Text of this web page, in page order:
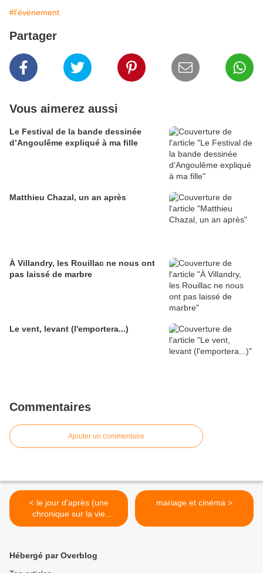
#l'évènement
Partager
Vous aimerez aussi
Le Festival de la bande dessinée
d’Angoulême expliqué à ma fille
Matthieu Chazal, un an après
À Villandry, les Rouillac ne nous ont
pas laissé de marbre
Le vent, levant (l'emportera...)
Commentaires
Ajouter un commentaire
< le jour d'après (une
chronique sur la vie
d'aujourd'hui)
mariage et cinéma >
Hébergé par Overblog